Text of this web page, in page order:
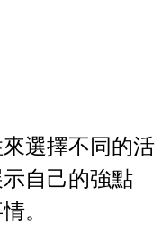
選擇不同的活
自己的強點
。